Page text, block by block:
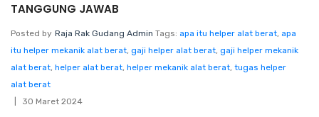
TANGGUNG JAWAB
Posted by Raja Rak Gudang Admin Tags: apa itu helper alat berat, apa
itu helper mekanik alat berat, gaji helper alat berat, gaji helper mekanik
alat berat, helper alat berat, helper mekanik alat berat, tugas helper
alat berat
30 Maret 2024